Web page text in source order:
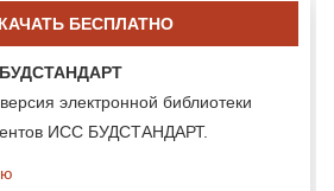
БЕСПЛАТНО
электронной библиотеки
ИСС БУДСТАНДАРТ.